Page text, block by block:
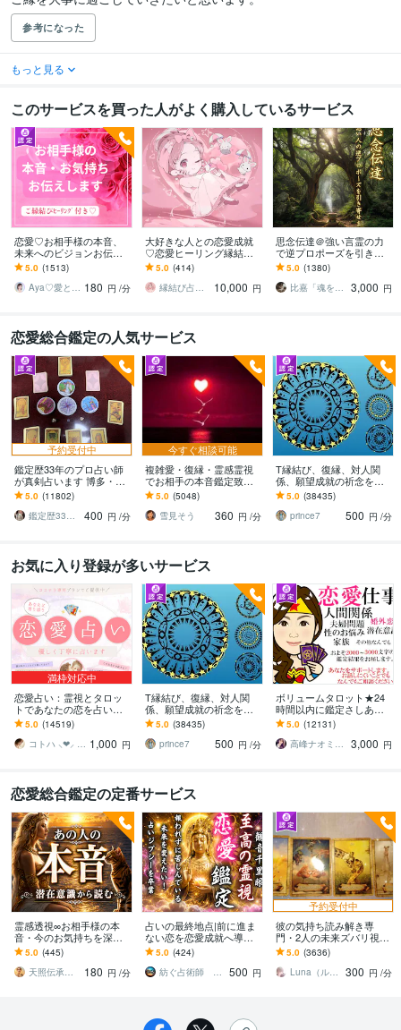
参考になった
もっと見る
このサービスを買った人がよく購入しているサービス
恋愛♡お相手様の本音、
未来へのビジョンお伝え
します どんな関係でも細
密にお伝えします✨ツイン
レイ ソウルメイト
5.0 (1513)
Aya♡愛と光のスピリチュアルガイド 180 円 /分
大好きな人との恋愛成就
♡恋愛ヒーリング縁結び
します 縁結び、願望成就
ブロック、エーテルコー
ドカット等フル施術♡
5.0 (414)
縁結び占い師♡ぼつ美
10,000 円
思念伝達＠強い言霊の力
で逆プロポーズを引き寄
せます 失恋が怖い方／コ
ミュ障の方／アプローチ
が苦手な方の最善成就術
5.0 (1380)
比嘉「魂を揺さぶるユタ」
3,000 円
恋愛総合鑑定の人気サービス
予約受付中
鑑定歴33年のプロ占い師
が真剣占います 博多・廓
屋の純血統占い祈願師
雷鳥
5.0 (11802)
鑑定歴33年のプロ占い師 雷鳥
400 円 /分
今すぐ相談可能
複雑愛・復縁・霊感霊視
でお相手の本音鑑定致し
ます 降りて来た言葉をそ
のままお伝えします。
5.0 (5048)
雪見そう
360 円 /分
T縁結び、復縁、対人関
係、願望成就の祈念を承
ります 対象者の思いと状
況、対象者との対話、祈
念
5.0 (38435)
prince7
500 円 /分
お気に入り登録が多いサービス
満枠対応中
恋愛占い：霊視とタロッ
トであなたの恋を占いま
す 復縁・片想い・複雑
愛・夫婦問題…お悩みに
優しく寄り添います♡
5.0 (14519)
コトハ ⸜❤︎⸝ 新サービス提供開始✨️ 1,000 円
T縁結び、復縁、対人関
係、願望成就の祈念を承
ります 対象者の思いと状
況、対象者との対話、祈
念
5.0 (38435)
prince7
500 円 /分
ボリュームタロット★24
時間以内に鑑定さしあげ
ます 3000文字以上の鑑定
★希望者のみ一部カード
開示サービスあり
5.0 (12131)
高峰ナオミ タロット占い師
3,000 円
恋愛総合鑑定の定番サービス
霊感透視∞お相手様の本
音・今のお気持ちを深く
視ます アゲなしズバリ！
前進の為、厳しい結果も
正直にお伝えします
5.0 (445)
天照伝承鑑定師♡haru♡
180 円 /分
占いの最終地点|前に進ま
ない恋を恋愛成就へ導き
ます 彼の本音、不倫、復
縁、出会い、結婚、ツイ
ンレイなど恋愛全般
5.0 (424)
紡ぐ占術師 宗馬【観音千里眼×呪術】
500 円
予約受付中
彼の気持ち読み解き専
門・2人の未来ズバリ視ま
す 今、動く？待つ？、あ
なたの対策を、素早くズ
バリ視ます
5.0 (3636)
Luna（ルナ）・姫月ルナ
300 円 /分